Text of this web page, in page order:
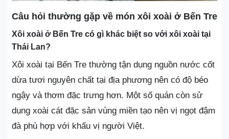
Câu hỏi thường gặp về món xôi xoài ở Bến Tre
Xôi xoài ở Bến Tre có gì khác biệt so với xôi xoài tại
Thái Lan?
Xôi xoài tại Bến Tre thường tận dụng nguồn nước cốt
dừa tươi nguyên chất tại địa phương nên có độ béo
ngậy và thơm đặc trưng hơn. Một số quán còn sử
dụng xoài cát đặc sản vùng miền tạo nên vị ngọt đậm
đà phù hợp với khẩu vị người Việt.